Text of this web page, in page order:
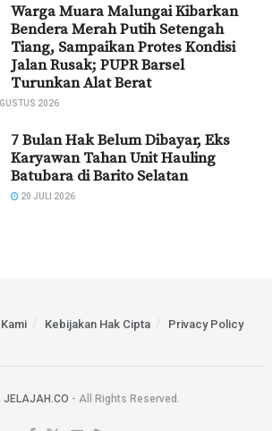
Warga Muara Malungai Kibarkan
Bendera Merah Putih Setengah
Tiang, Sampaikan Protes Kondisi
Jalan Rusak; PUPR Barsel
Turunkan Alat Berat
2026
7 Bulan Hak Belum Dibayar, Eks
Karyawan Tahan Unit Hauling
Batubara di Barito Selatan
20 JULI 2026
Kebijakan Hak Cipta Privacy Policy
JELAJAH.CO - All Rights Reserved.